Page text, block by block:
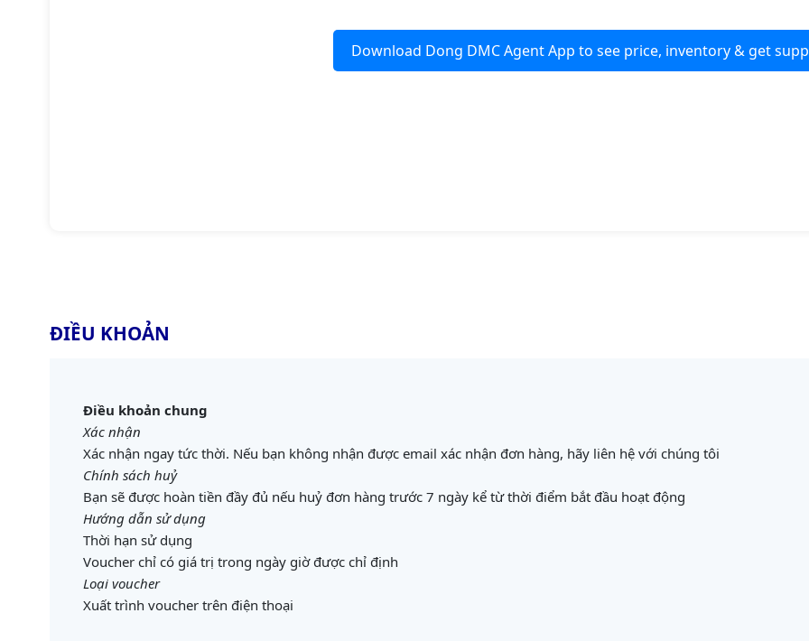
Download Dong DMC Agent App to see price, inventory & get
ĐIỀU KHOẢN
Điều khoản chung
Xác nhận
Xác nhận ngay tức thời. Nếu bạn không nhận được email xác nhận đơn hàng, hãy liên hệ với chúng tôi
Chính sách huỷ
Bạn sẽ được hoàn tiền đầy đủ nếu huỷ đơn hàng trước 7 ngày kể từ thời điểm bắt đầu hoạt động
Hướng dẫn sử dụng
Thời hạn sử dụng
Voucher chỉ có giá trị trong ngày giờ được chỉ định
Loại voucher
Xuất trình voucher trên điện thoại